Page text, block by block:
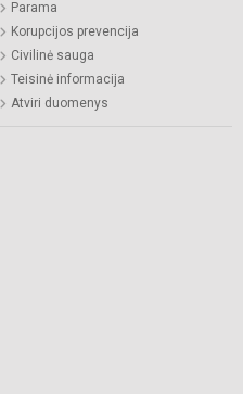
Parama
Korupcijos prevencija
Civilinė sauga
Teisinė informacija
Atviri duomenys